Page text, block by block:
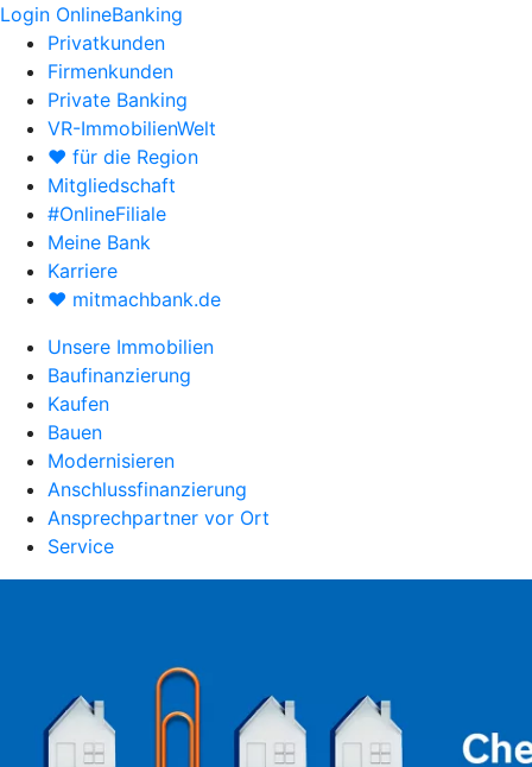
Login OnlineBanking
Privatkunden
Firmenkunden
Private Banking
VR-ImmobilienWelt
♥ für die Region
Mitgliedschaft
#OnlineFiliale
Meine Bank
Karriere
♥ mitmachbank.de
Unsere Immobilien
Baufinanzierung
Kaufen
Bauen
Modernisieren
Anschlussfinanzierung
Ansprechpartner vor Ort
Service